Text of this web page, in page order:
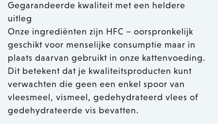
Gegarandeerde kwaliteit met een heldere
uitleg
Onze ingrediënten zijn HFC – oorspronkelijk
geschikt voor menselijke consumptie maar in
plaats daarvan gebruikt in onze kattenvoeding.
Dit betekent dat je kwaliteitsproducten kunt
verwachten die geen een enkel spoor van
vleesmeel, vismeel, gedehydrateerd vlees of
gedehydrateerde vis bevatten.